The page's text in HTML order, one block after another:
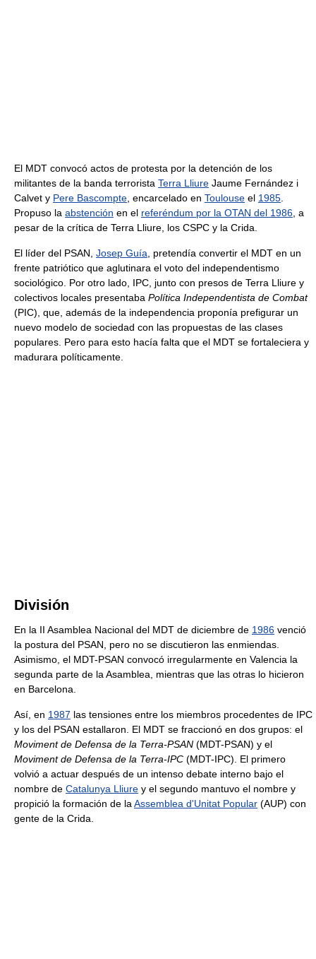
El MDT convocó actos de protesta por la detención de los
militantes de la banda terrorista Terra Lliure Jaume Fernández i
Calvet y Pere Bascompte , encarcelado en Toulouse el 1985
Propuso la abstención en el referéndum por la OTAN del 1986 , a
pesar de la crítica de Terra Lliure, los CSPC y la Crida.
El líder del PSAN, Josep Guía , pretendía convertir el MDT en un
frente patriótico que aglutinara el voto del independentismo
sociológico. Por otro lado, IPC, junto con presos de Terra Lliure y
colectivos locales presentaba Política Independentista de Combat
(PIC), que, además de la independencia proponía prefigurar un
nuevo modelo de sociedad con las propuestas de las clases
populares. Pero para esto hacía falta que el MDT se fortaleciera y
madurara políticamente.
División
En la II Asamblea Nacional del MDT de diciembre de 1986 venció
la postura del PSAN, pero no se discutieron las enmiendas.
Asimismo, el MDT-PSAN convocó irregularmente en Valencia la
segunda parte de la Asamblea, mientras que las otras lo hicieron
en Barcelona.
Así, en 1987 las tensiones entre los miembros procedentes de IPC
y los del PSAN estallaron. El MDT se fraccionó en dos grupos: el
Moviment de Defensa de la Terra-PSAN (MDT-PSAN) y el
Moviment de Defensa de la Terra-IPC (MDT-IPC). El primero
volvió a actuar después de un intenso debate interno bajo el
nombre de Catalunya Lliure y el segundo mantuvo el nombre y
propició la formación de la Assemblea d'Unitat Popular (AUP) con
gente de la Crida.